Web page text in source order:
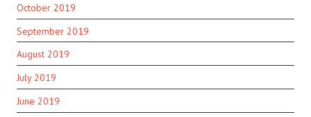
October 2019
September 2019
August 2019
July 2019
June 2019